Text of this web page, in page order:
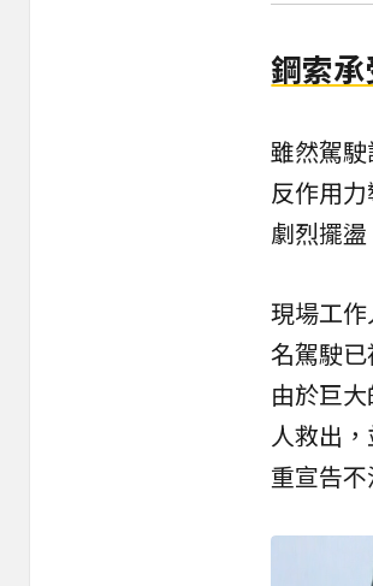
鋼索
雖然駕
反作用
劇烈擺
現場工
名駕駛
由於巨
人救出
重宣告不